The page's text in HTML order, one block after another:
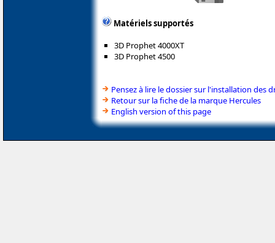
Matériels supportés
3D Prophet 4000XT
3D Prophet 4500
Pensez à lire le dossier sur l'installation des
Retour sur la fiche de la marque Hercules
English version of this page